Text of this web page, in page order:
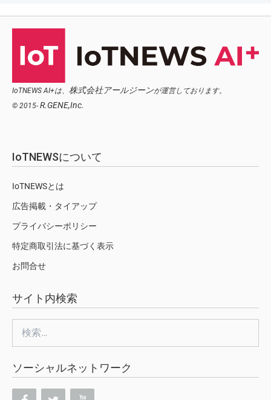
IoTNEWS AI+は、 株式会社アールジーンが運営しております。
© 2015- R.GENE,Inc.
IoTNEWSについて
IoTNEWSとは
広告掲載・タイアップ
プライバシーポリシー
特定商取引法に基づく表示
お問合せ
サイト内検索
索:
ソーシャルネットワーク